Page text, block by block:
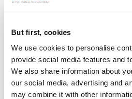
But first, cookies
We use cookies to personalise
provide social media features and
We also share information about
our social media, advertising and
may combine it with other
Anwendung des Laser-
bei der Qualitätsprüfung von
Schleifkörnern
Analyse der Partikelgröße von schwarzem
Bettersizer ST zur Bewertung der Stabilität
und der Einhaltung der ISO-Normen.
Untersuchung des
Kaffee-Extraktion und